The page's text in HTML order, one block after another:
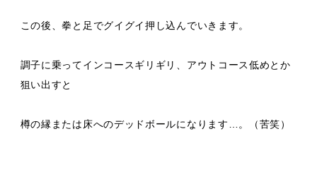
この後、拳と足でグイグイ押し込んでいきます。
調子に乗ってインコースギリギリ、アウトコース低めとか
狙い出すと
樽の縁または床へのデッドボールになります…。（苦笑）